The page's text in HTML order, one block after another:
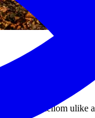
Planen har som
mellom ulike